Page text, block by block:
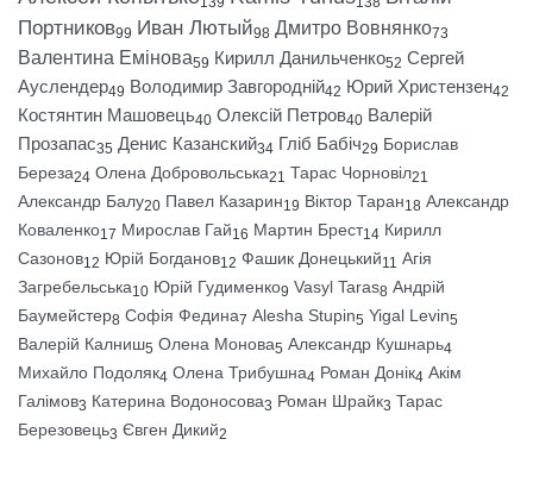
Портников99 Иван Лютый98 Дмитро Вовнянко73
Валентина Емінова59 Кирилл Данильченко52 Сергей
Ауслендер49 Володимир Завгородній42 Юрий Христензен42
Костянтин Машовець40 Олексій Петров40 Валерій
Прозапас35 Денис Казанский34 Гліб Бабіч29 Борислав
Береза24 Олена Добровольська21 Тарас Чорновіл21
Александр Балу20 Павел Казарин19 Віктор Таран18 Александр
Коваленко17 Мирослав Гай16 Мартин Брест14 Кирилл
Сазонов12 Юрій Богданов12 Фашик Донецький11 Агія
Загребельська10 Юрій Гудименко9 Vasyl Taras8 Андрій
Баумейстер8 Софія Федина7 Alesha Stupin5 Yigal Levin5
Валерій Калниш5 Олена Монова5 Александр Кушнарь4
Михайло Подоляк4 Олена Трибушна4 Роман Донік4 Акім
Галімов3 Катерина Водоносова3 Роман Шрайк3 Тарас
Березовець3 Євген Дикий2